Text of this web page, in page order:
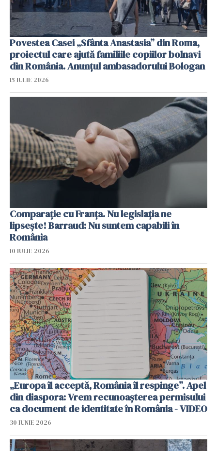
Povestea Casei „Sfânta Anastasia” din Roma,
proiectul care ajută familiile copiilor bolnavi
din România. Anunțul ambasadorului Bologan
15 IULIE 2026
Comparație cu Franța. Nu legislația ne
lipsește! Barraud: Nu suntem capabili în
România
10 IULIE 2026
„Europa îl acceptă, România îl respinge”. Apel
din diaspora: Vrem recunoașterea permisului
ca document de identitate în România - VIDEO
30 IUNIE 2026